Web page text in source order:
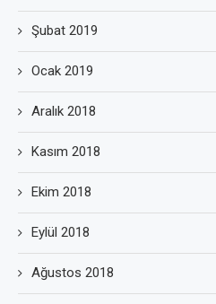
Şubat 2019
Ocak 2019
Aralık 2018
Kasım 2018
Ekim 2018
Eylül 2018
Ağustos 2018